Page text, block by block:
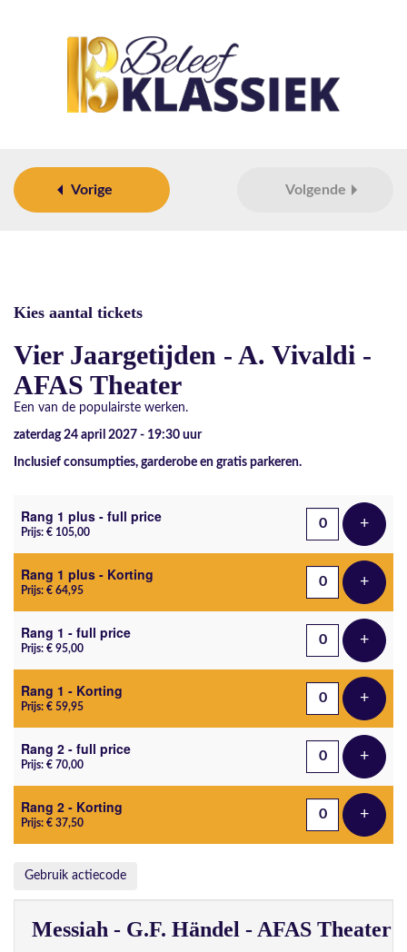
Vorige Volgende
Kies aantal tickets
Vier Jaargetijden - A. Vivaldi -
AFAS Theater
Een van de populairste werken.
zaterdag 24 april 2027 - 19:30 uur
Inclusief consumpties, garderobe en gratis parkeren.
Rang 1 plus - full price
Prijs: € 105,00 +Voeg
Rang 1 plus - Korting
Prijs: € 64,95 +Voeg
Rang 1 - full price
Prijs: € 95,00 +Voeg
Rang 1 - Korting
Prijs: € 59,95 +Voeg
Rang 2 - full price
Prijs: € 70,00 +Voeg
Rang 2 - Korting
Prijs: € 37,50 +Voeg
Gebruik actiecode
Messiah - G.F. Händel - AFAS Theater